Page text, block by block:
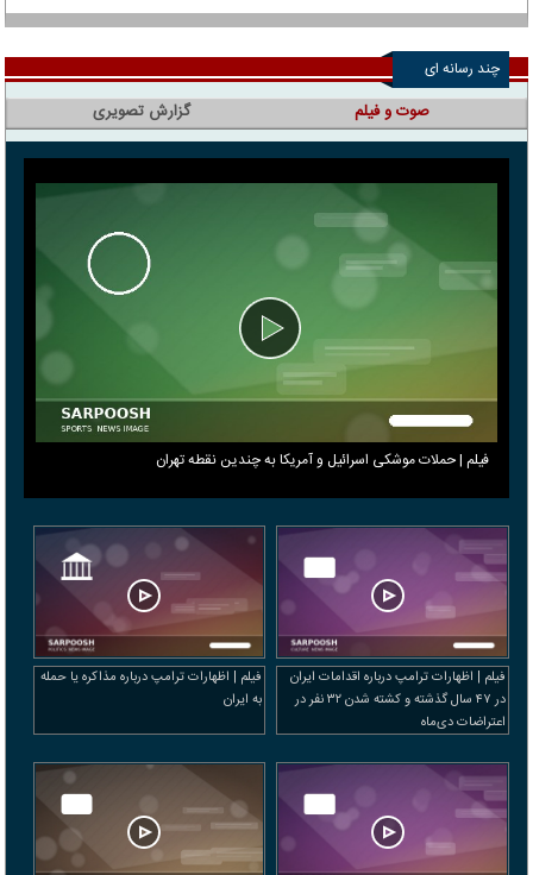
چند رسانه ای
صوت و فیلم
فیلم | حملات موشکی اسرائیل و آمریکا به چندین نقطه تهران
فیلم | اظهارات ترامپ درباره اقدامات ایران
در ۴۷ سال گذشته و کشته شدن ۳۲ نفر در
اعتراضات دی‌ماه
فیلم | اظهارات ترامپ درباره مذاکره یا حمله
به ایران
گزارش تصویری